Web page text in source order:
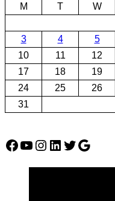
M
T W
3
4 5
10
11 12
17
18 19
24
25 26
31
Facebook
YouTube
Instagram
LinkedIn
Twitter
Google